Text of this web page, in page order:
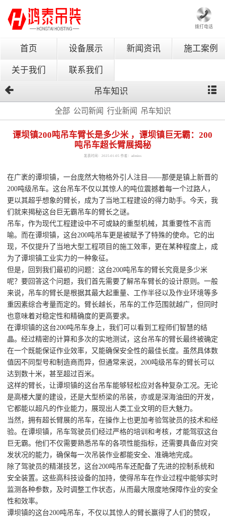
拨打电话
首页 设备展示 新闻资讯 施工案例
关于我们 联系我们
吊车知识
全部 公司新闻 行业新闻 吊车知识
谭坝镇200吨吊车臂长是多少米 ，谭坝镇巨无霸：200
吨吊车超长臂展揭秘
发表时间：2025-01-05 作者：admins
在广袤的谭坝镇，一台庞然大物格外引人注目——那便是镇上新晋的
200吨级吊车。这台吊车不仅以其惊人的吨位震撼着每一个过路人，
更以其超乎想象的臂长，成为了当地工程建设的得力助手。今天，我
们就来揭秘这台巨无霸吊车的臂长之谜。
吊车，作为现代工程建设中不可或缺的重型机械，其重要性不言而
喻。而在谭坝镇，这台200吨吊车更是被赋予了特殊的使命。它的出
现，不仅提升了当地大型工程项目的施工效率，更在某种程度上，成
为了谭坝镇工业实力的一种象征。
但是，回到我们最初的问题：这台200吨吊车的臂长究竟是多少米
呢？要回答这个问题，我们首先需要了解吊车臂长的设计原则。一般
来说，吊车的臂长是根据其最大起重量、工作半径以及作业环境等多
重因素综合考量而定的。臂长越长，吊车的工作范围就越广，但同时
也意味着对稳定性和精确度的更高要求。
在谭坝镇的这台200吨吊车身上，我们可以看到工程师们智慧的结
晶。经过精密的计算和多次的实地测试，这台吊车的臂长最终被确定
在一个既能保证作业效率，又能确保安全性的最佳长度。虽然具体数
值因不同型号和制造商而异，但通常来说，200吨级吊车的臂长可以
达到数十米，甚至超过百米。
这样的臂长，让谭坝镇的这台吊车能够轻松应对各种复杂工况。无论
是高楼大厦的建设，还是大型桥梁的吊装，亦或是深海油田的开发，
它都能以超凡的作业能力，展现出人类工业文明的巨大魅力。
当然，拥有超长臂展的吊车，在操作上也更加考验驾驶员的技术和经
验。在谭坝镇，吊车驾驶员们经过严格的培训和考核，才能驾驭这台
巨无霸。他们不仅需要熟悉吊车的各项性能指标，还需要具备应对突
发状况的能力，确保每一次吊装作业都能安全、准确地完成。
除了驾驶员的精湛技艺，这台200吨吊车还配备了先进的控制系统和
安全装置。这些高科技设备的加持，使得吊车在作业过程中能够实时
监测各种参数，及时调整工作状态，从而最大限度地保障作业的安全
性和效率。
谭坝镇的这台200吨吊车，不仅以其惊人的臂长赢得了人们的赞叹，